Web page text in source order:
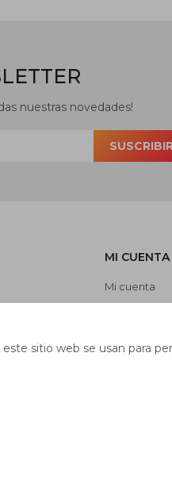
sitio web se usan para
MI CUENTA
Mi cuenta
Wish List
nuestras novedades!